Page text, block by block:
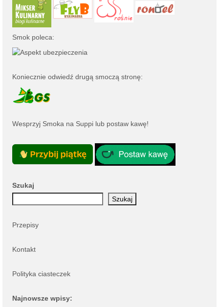
Smok poleca:
Koniecznie odwiedź drugą smoczą stronę:
Wesprzyj Smoka na Suppi lub postaw kawę!
Szukaj
Szukaj
Przepisy
Kontakt
Polityka ciasteczek
Najnowsze wpisy: